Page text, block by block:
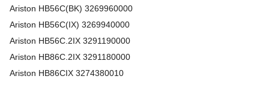
Ariston HB56C(BK) 3269960000
Ariston HB56C(IX) 3269940000
Ariston HB56C.2IX 3291190000
Ariston HB86C.2IX 3291180000
Ariston HB86CIX 3274380010